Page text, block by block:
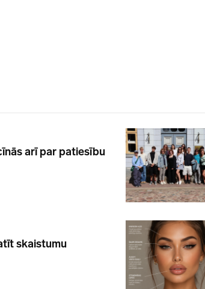
arī par patiesību
skaistumu